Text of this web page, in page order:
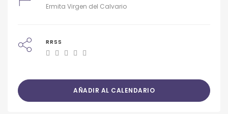
Ermita Virgen del Calvario
RRSS
AÑADIR AL CALENDARIO